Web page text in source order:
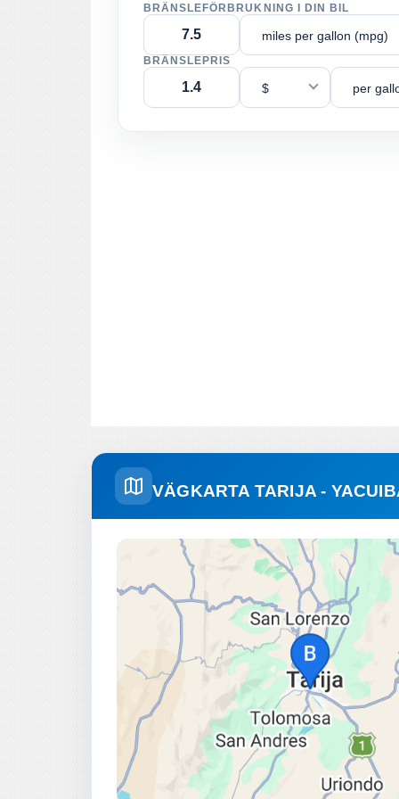
BRÄNSLEFÖRBRUKNING I DIN BIL
miles per gallon (mpg)
BRÄNSLEPRIS
$ per
VÄGKARTA TARIJA -